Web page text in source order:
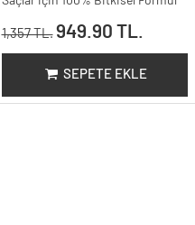
1,357 TL. 949.90 TL.
SEPETE EKLE